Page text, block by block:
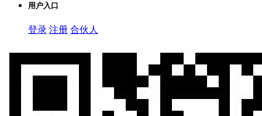
用户入口
登录 注册 合伙人